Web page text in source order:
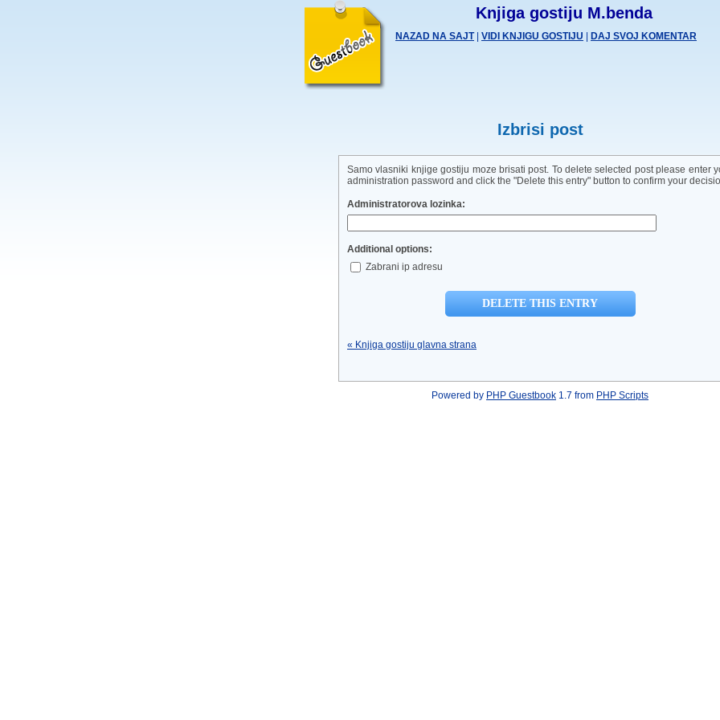
Knjiga gostiju M.benda
NAZAD NA SAJT| VIDI KNJIGU GOSTIJU DAJ SVOJ KOMENTAR
Izbrisi post
Samo vlasniki knjige gostiju moze brisati post. To delete selected post please enter
administration password and click the "Delete this entry" button to confirm your
Administratorova lozinka:
Additional options:
Zabrani ip adresu
« Knjiga gostiju glavna strana
Powered by PHP Guestbook 1.7 from PHP Scripts